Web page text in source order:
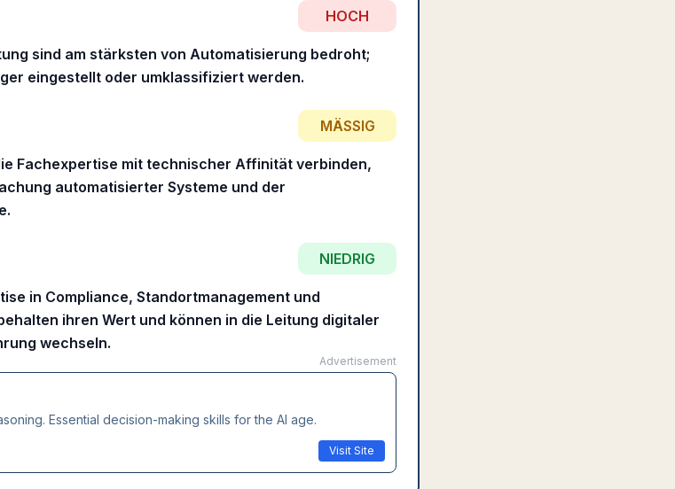
HOCH
sind am stärksten von Automatisierung bedroht;
eingestellt oder umklassifiziert werden.
MÄSSIG
Fachexpertise mit technischer Affinität verbinden,
automatisierter Systeme und der
NIEDRIG
in Compliance, Standortmanagement und
ihren Wert und können in die Leitung digitaler
wechseln.
Advertisement
Essential decision-making skills for the AI age.
Visit Site